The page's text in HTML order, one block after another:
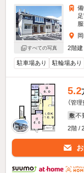
すべての写真
2階建
駐車場あり 駐輪場あり
5.2
（管
敷 不
2階 /